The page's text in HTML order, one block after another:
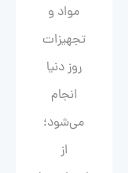
مواد و
تجهیزات
روز دنیا
انجام
می‌شود؛
از